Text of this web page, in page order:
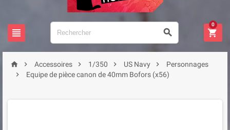
  
0
  Accessoires  1/350  US Navy 
Personnages

Equipe de pièce canon de 40mm Bofors (x56)